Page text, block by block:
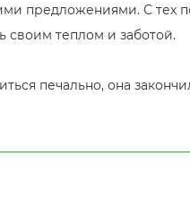
предложениями. С тех
своим теплом и заботой.
печально, она